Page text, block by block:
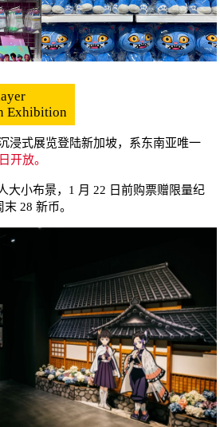
Exhibition
浸式展览登陆新加坡，系东南亚唯一
开放。
大小布景，1 月 22 日前购票赠限量纪
28 新币。